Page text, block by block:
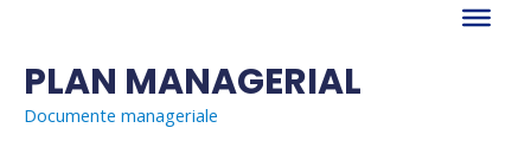
contentPLAN MANAGERIAL
Documente manageriale